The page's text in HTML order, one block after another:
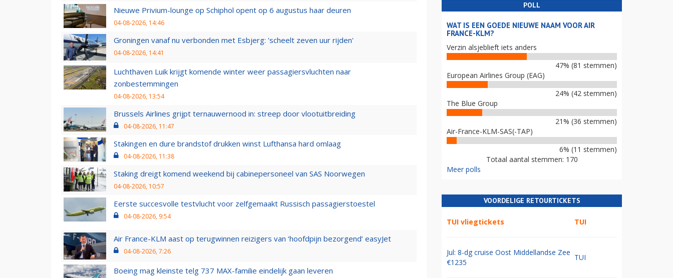
Nieuwe Privium-lounge op Schiphol opent op 6 augustus haar deuren
04-08-2026, 14:46
Groningen vanaf nu verbonden met Esbjerg: 'scheelt zeven uur rijden'
04-08-2026, 14:41
Luchthaven Luik krijgt komende winter weer passagiersvluchten naar
zonbestemmingen
04-08-2026, 13:54
Brussels Airlines grijpt ternauwernood in: streep door vlootuitbreiding
04-08-2026, 11:47
Stakingen en dure brandstof drukken winst Lufthansa hard omlaag
04-08-2026, 11:38
Staking dreigt komend weekend bij cabinepersoneel van SAS Noorwegen
04-08-2026, 10:57
Eerste succesvolle testvlucht voor zelfgemaakt Russisch passagierstoestel
04-08-2026, 9:54
Air France-KLM aast op terugwinnen reizigers van ‘hoofdpijn bezorgend’ easyJet
04-08-2026, 7:26
Boeing mag kleinste telg 737 MAX-familie eindelijk gaan leveren
POLL
WAT IS EEN GOEDE NIEUWE NAAM VOOR AIR
FRANCE-KLM?
Verzin alsjeblieft iets anders
47% (81 stemmen)
European Airlines Group (EAG)
24% (42 stemmen)
The Blue Group
21% (36 stemmen)
Air-France-KLM-SAS(-TAP)
6% (11 stemmen)
Totaal aantal stemmen: 170
Meer polls
VOORDELIGE RETOURTICKETS
TUI vliegtickets TUI
Jul: 8-dg cruise Oost Middellandse Zee
€1235
TUI